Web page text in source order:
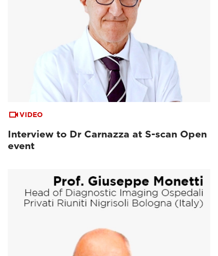
VIDEO
Interview to Dr Carnazza at S-scan Open
event